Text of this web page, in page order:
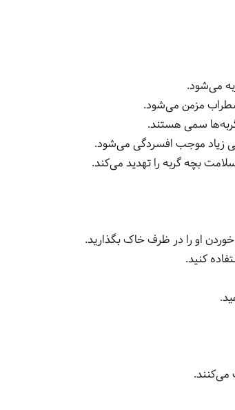
می‌شود.
مزمن می‌شود.
گربه‌ها سمی هستند.
زیاد موجب افسردگی می‌شود.
بچه گربه را تهدید می‌کند.
او را در ظرف خاک بگذارید.
کنید.
می‌کنند.